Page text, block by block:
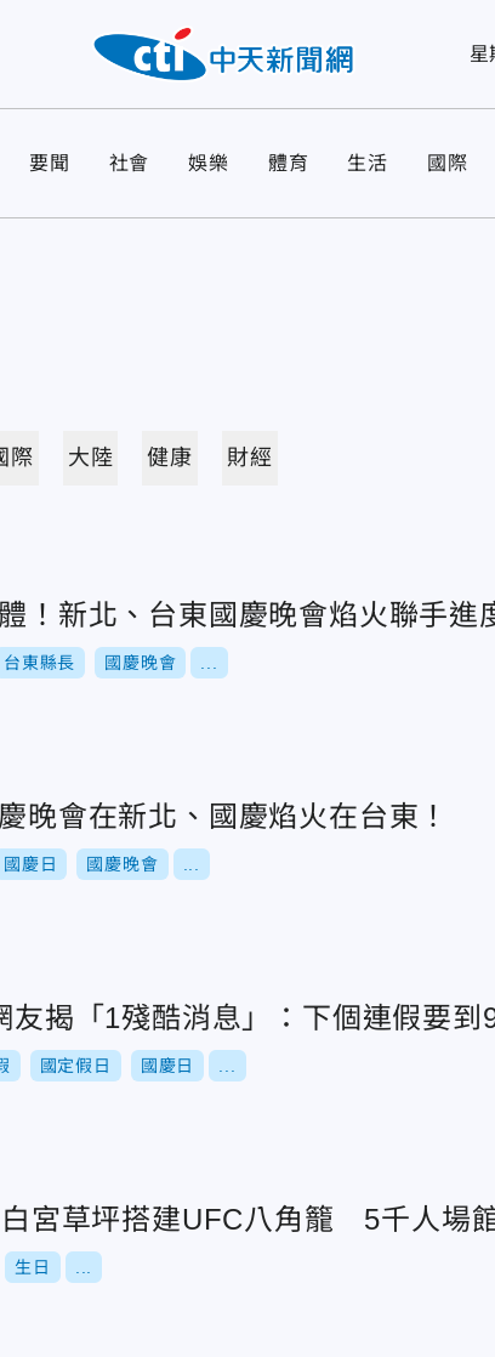
星
要聞 社會 娛樂 體育 生活 國際
際 大陸 健康 財經
！新北、台東國慶晚會焰火聯手進
台東縣長 國慶晚會
晚會在新北、國慶焰火在台東！
國慶日 國慶晚會
友揭「1殘酷消息」：下個連假要到
國定假日 國慶日
宮草坪搭建UFC八角籠 5千人場
生日